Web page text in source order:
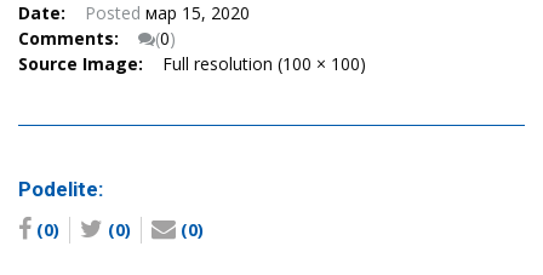
Date: Posted мар 15, 2020
Comments:
(0)
Source Image:
Full resolution (100 × 100)
Podelite:
(0) (0) (0)